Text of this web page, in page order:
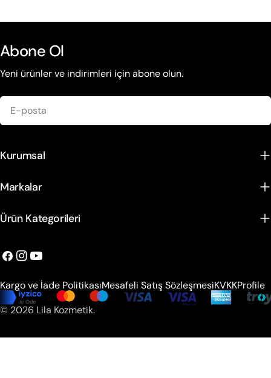
Abone Ol
Yeni ürünler ve indirimleri için abone olun.
posta
Kurumsal
Markalar
Ürün Kategorileri
Facebook
instagram
Youtube
© 2026 Lila Kozmetik.
Kargo ve İade PolitikasıMesafeli Satış SözleşmesiKVKKProfile
Ödeme
metodları